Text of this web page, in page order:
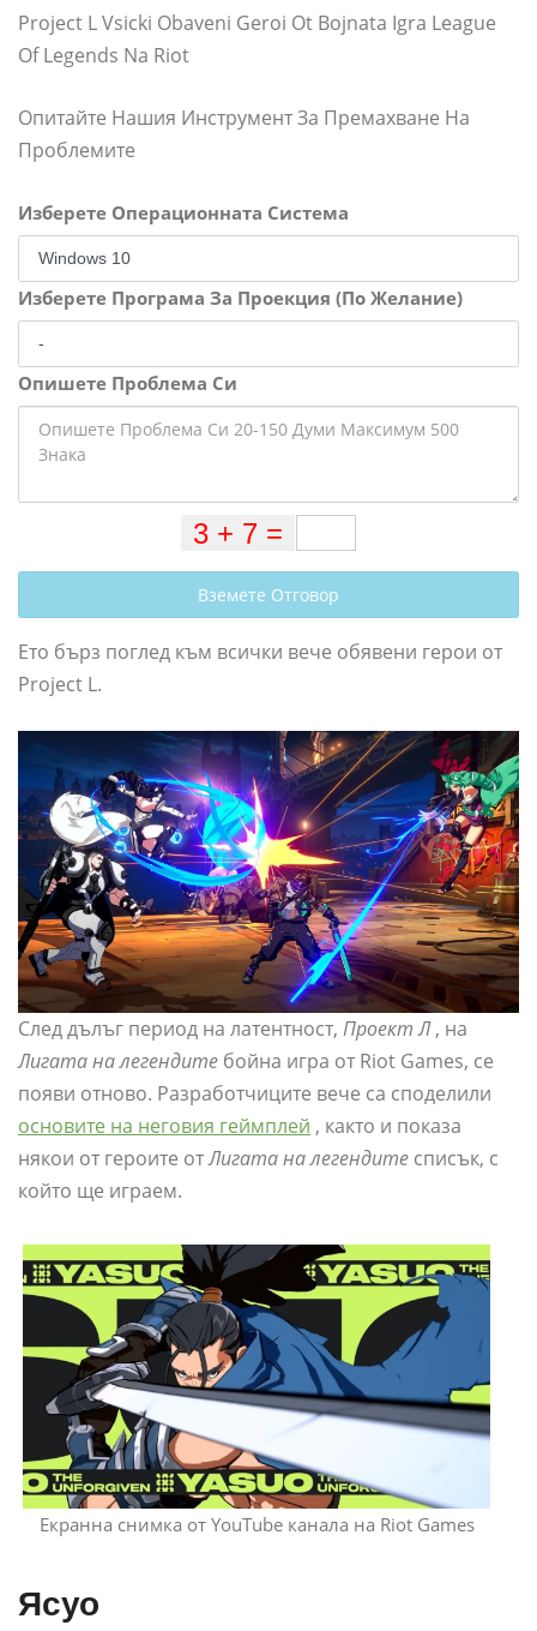
Project L Vsicki Obaveni Geroi Ot Bojnata Igra League
Of Legends Na Riot
Опитайте Нашия Инструмент За Премахване На
Проблемите
Изберете Операционната Система
Изберете Програма За Проекция (По Желание)
Опишете Проблема Си
Вземете Отговор
Ето бърз поглед към всички вече обявени герои от
Project L.
След дълъг период на латентност, Проект Л, на
Лигата на легендите бойна игра от Riot Games, се
появи отново. Разработчиците вече са споделили
основите на неговия геймплей , както и показа
някои от героите отЛигата на легендите списък, с
който ще играем.
Екранна снимка от YouTube канала на Riot Games
Ясуо